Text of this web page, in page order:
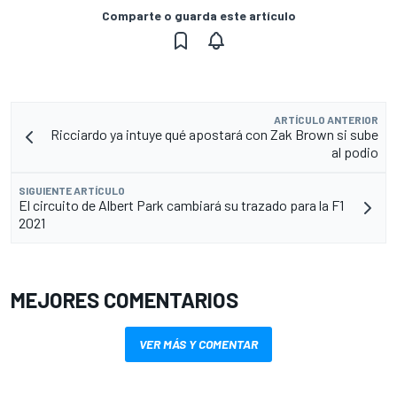
Comparte o guarda este artículo
ARTÍCULO ANTERIOR
Ricciardo ya intuye qué apostará con Zak Brown si sube
al podio
SIGUIENTE ARTÍCULO
El circuito de Albert Park cambiará su trazado para la F1
2021
MEJORES COMENTARIOS
VER MÁS Y COMENTAR